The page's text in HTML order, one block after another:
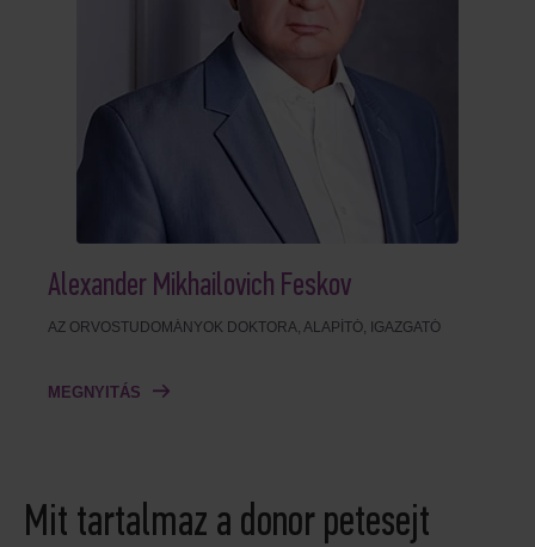
Alexander Mikhailovich Feskov
AZ ORVOSTUDOMÁNYOK DOKTORA, ALAPÍTÓ, IGAZGATÓ
MEGNYITÁS
Mit tartalmaz a donor petesejt